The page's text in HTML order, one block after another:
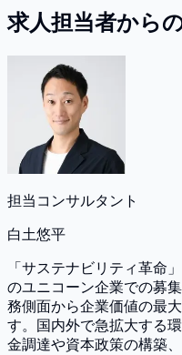
求人担当者から
担当コンサルタント
白土悠平
「サステナビリティ革命
のユニコーン企業での募
務側面から企業価値の最
す。国内外で急拡大する
金調達や資本政策の構築